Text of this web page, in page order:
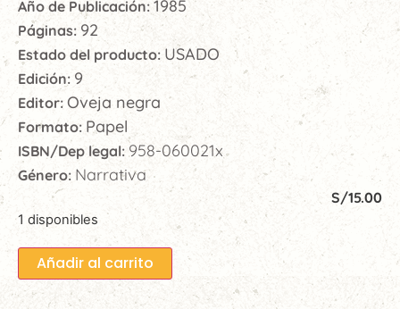
Año de Publicación: 1985
Páginas: 92
Estado del producto: USADO
Edición: 9
Editor: Oveja negra
Formato: Papel
ISBN/Dep legal: 958-060021x
Género: Narrativa
S/15.00
1 disponibles
Añadir al carrito